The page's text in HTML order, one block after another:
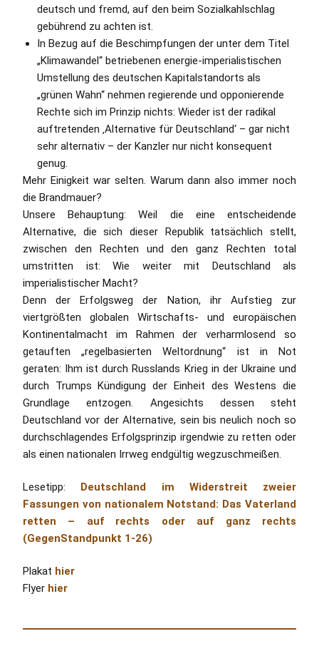
deutsch und fremd, auf den beim Sozialkahlschlag
gebührend zu achten ist.
In Bezug auf die Beschimpfungen der unter dem Titel
„Klimawandel“ betriebenen energie-imperialistischen
Umstellung des deutschen Kapitalstandorts als
„grünen Wahn“ nehmen regierende und opponierende
Rechte sich im Prinzip nichts: Wieder ist der radikal
auftretenden ‚Alternative für Deutschland‘ – gar nicht
sehr alternativ – der Kanzler nur nicht konsequent
genug.
Mehr Einigkeit war selten. Warum dann also immer noch
die Brandmauer?
Unsere Behauptung: Weil die eine entscheidende
Alternative, die sich dieser Republik tatsächlich stellt,
zwischen den Rechten und den ganz Rechten total
umstritten ist: Wie weiter mit Deutschland als
imperialistischer Macht?
Denn der Erfolgsweg der Nation, ihr Aufstieg zur
viertgrößten globalen Wirtschafts- und europäischen
Kontinentalmacht im Rahmen der verharmlosend so
getauften „regelbasierten Weltordnung“ ist in Not
geraten: Ihm ist durch Russlands Krieg in der Ukraine und
durch Trumps Kündigung der Einheit des Westens die
Grundlage entzogen. Angesichts dessen steht
Deutschland vor der Alternative, sein bis neulich noch so
durchschlagendes Erfolgsprinzip irgendwie zu retten oder
als einen nationalen Irrweg endgültig wegzuschmeißen.
Lesetipp: Deutschland im Widerstreit zweier
Fassungen von nationalem Notstand: Das Vaterland
retten – auf rechts oder auf ganz rechts
(GegenStandpunkt 1-26)
Plakat hier
Flyer hier